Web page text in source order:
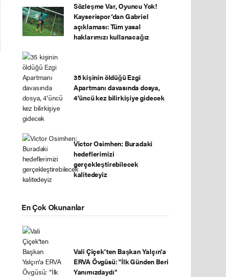
Sözleşme Var, Oyuncu Yok!
Kayserispor’dan Gabriel
açıklaması: Tüm yasal
haklarımızı kullanacağız
35 kişinin öldüğü Ezgi
Apartmanı davasında dosya,
4’üncü kez bilirkişiye gidecek
Victor Osimhen: Buradaki
hedeflerimizi
gerçekleştirebilecek
kalitedeyiz
En Çok Okunanlar
Vali Çiçek'ten Başkan Yalçın'a
ERVA Övgüsü: "İlk Günden Beri
Yanımızdaydı"